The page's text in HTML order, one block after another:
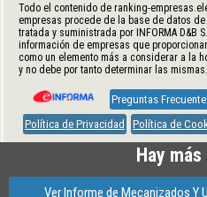
Todo el contenido de ranking-
empresas procede de la base de datos de
tratada y suministrada por INFORMA D&B
información de empresas que
como un elemento más a considerar a la
y no debe por tanto determinar las mismas.
Preguntas
Política de Privacidad
Política de
Hay
Ver Informe de Mecanizados Y